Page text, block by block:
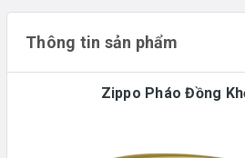
Thông tin sản phẩm
Zippo Pháo Đồng